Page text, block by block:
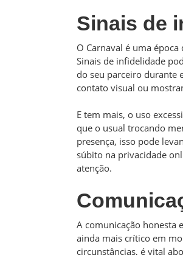
Sinais de
O Carnaval é uma
Sinais de infidelidade
do seu parceiro durante
contato visual ou
E tem mais, o uso
que o usual trocando
presença, isso pode
súbito na privacidade
atenção.
A comunicação honesta
ainda mais crítico em
circunstâncias, é vital